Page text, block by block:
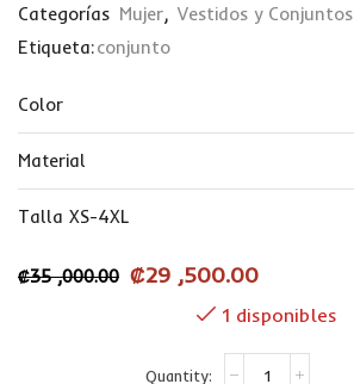
Categorías Mujer, Vestidos y Conjuntos
Etiqueta:conjunto
Color
Material
Talla XS-4XL
₡35 ,000.00 ₡29 ,500.00
1 disponibles